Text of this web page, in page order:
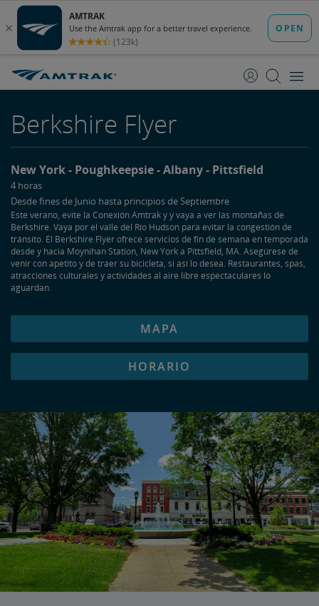
Contenido
Navegación
Berkshire Flyer
New York Poughkeepsie Albany Pittsfield
4 horas
Desde fines de Junio hasta principios de Septiembre
Este verano, evite la Conexión Amtrak y y vaya a ver las montañas de
Berkshire. Vaya por el valle del Río Hudson para evitar la congestión de
tránsito. El Berkshire Flyer ofrece servicios de fin de semana en temporada
desde y hacia Moynihan Station, New York a Pittsfield, MA. Asegúrese de
venir con apetito y de traer su bicicleta, si así lo desea. Restaurantes, spas,
atracciones culturales y actividades al aire libre espectaculares lo
aguardan.
MAPA
HORARIO